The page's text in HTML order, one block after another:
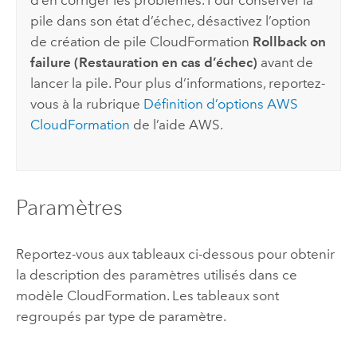
pile dans son état d’échec, désactivez l’option
de création de pile CloudFormation Rollback on
failure (Restauration en cas d’échec) avant de
lancer la pile. Pour plus d’informations, reportez-
vous à la rubrique Définition d’optionsAWS
CloudFormation de l’aideAWS.
Paramètres
Reportez-vous aux tableaux ci-dessous pour obtenir
la description des paramètres utilisés dans ce
modèle CloudFormation. Les tableaux sont
regroupés par type de paramètre.